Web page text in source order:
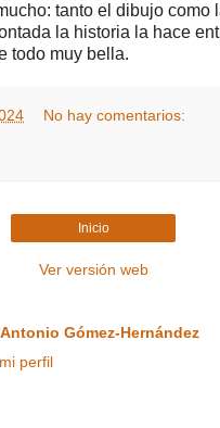
tanto el dibujo como
la historia la hace
todo muy bella.
No hay comentarios:
Inicio
Ver versión web
Gómez-Hernández
perfil